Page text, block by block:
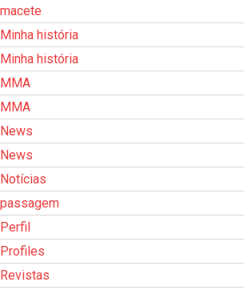
macete
Minha história
Minha história
MMA
MMA
News
News
Notícias
passagem
Perfil
Profiles
Revistas